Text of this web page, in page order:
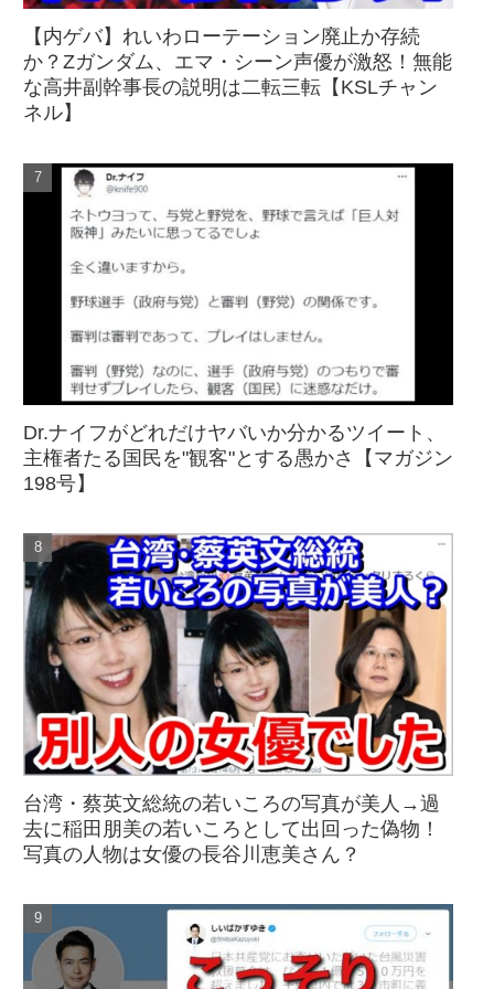
【内ゲバ】れいわローテーション廃止か存続
か？Zガンダム、エマ・シーン声優が激怒！無能
な高井副幹事長の説明は二転三転【KSLチャン
ネル】
Dr.ナイフがどれだけヤバいか分かるツイート、
主権者たる国民を"観客"とする愚かさ【マガジン
198号】
台湾・蔡英文総統の若いころの写真が美人→過
去に稲田朋美の若いころとして出回った偽物！
写真の人物は女優の長谷川恵美さん？